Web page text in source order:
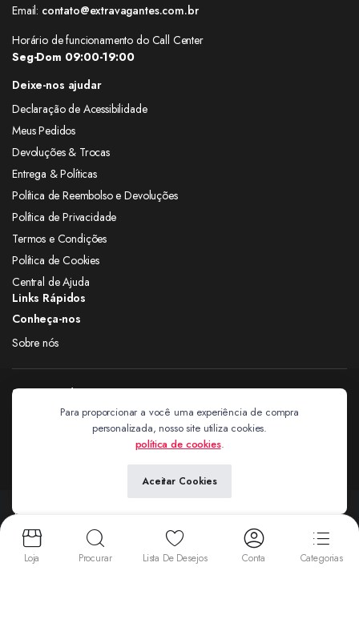
Email: contato@extravagantes.com.br
Horário de funcionamento do Call Center
Seg-Dom 09:00-19:00
Deixe-nos ajudar
Declaração de Acessibilidade
Meus Pedidos
Devoluções & Trocas
Entrega & Políticas
Política de Reembolso e Devoluções
Política de Privacidade
Termos e Condições
Política de Cookies
Central de Ajuda
Links Rápidos
Conheça-nos
Sobre nós
Siga nas redes
Copyright 2024 © Extravagantes. Todos os direitos reservados. by
Aceitamos:
Para proporcionar a você uma experiência de compra
personalizada, nosso site utiliza cookies.
política de cookies.
Aceitar Cookies
Loja Procurar Lista De Desejos Conta Categorias